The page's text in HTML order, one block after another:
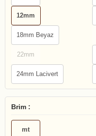
12mm
18mm Beyaz
22mm
24mm Lacivert
Brim :
mt